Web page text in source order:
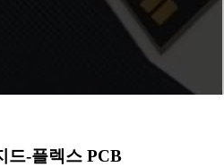
드-플렉스 PCB